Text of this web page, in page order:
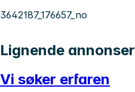
3642187_176657_no
Lignende annonser
Vi søker erfaren